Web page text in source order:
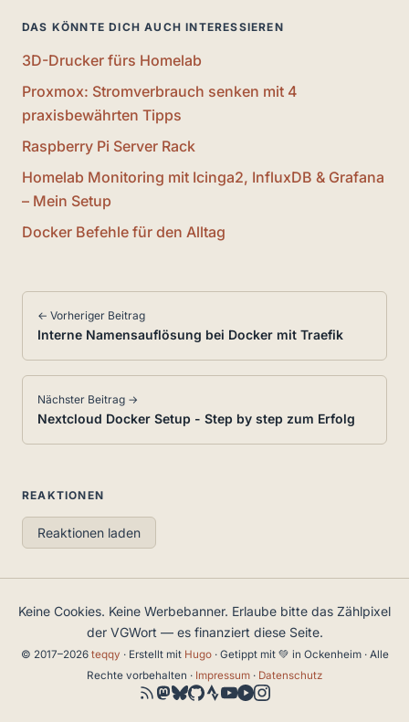
DAS KÖNNTE DICH AUCH INTERESSIEREN
3D-Drucker fürs Homelab
Proxmox: Stromverbrauch senken mit 4
praxisbewährten Tipps
Raspberry Pi Server Rack
Homelab Monitoring mit Icinga2, InfluxDB & Grafana
– Mein Setup
Docker Befehle für den Alltag
← Vorheriger Beitrag
Interne Namensauflösung bei Docker mit Traefik
Nächster Beitrag →
Nextcloud Docker Setup - Step by step zum Erfolg
REAKTIONEN
Reaktionen laden
Keine Cookies. Keine Werbebanner. Erlaube bitte das Zählpixel
der VGWort — es finanziert diese Seite.
© 2017–2026 teqqy · Erstellt mit Hugo· Getippt mit 💚 in Ockenheim · Alle
Rechte vorbehalten · Impressum · Datenschutz